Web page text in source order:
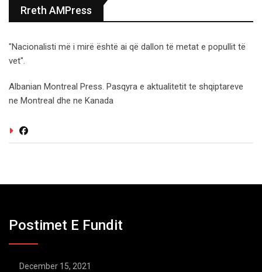
Rreth AMPress
"Nacionalisti më i mirë është ai që dallon të metat e popullit të
vet".
Albanian Montreal Press. Pasqyra e aktualitetit te shqiptareve
ne Montreal dhe ne Kanada
Postimet E Fundit
December 15, 2021